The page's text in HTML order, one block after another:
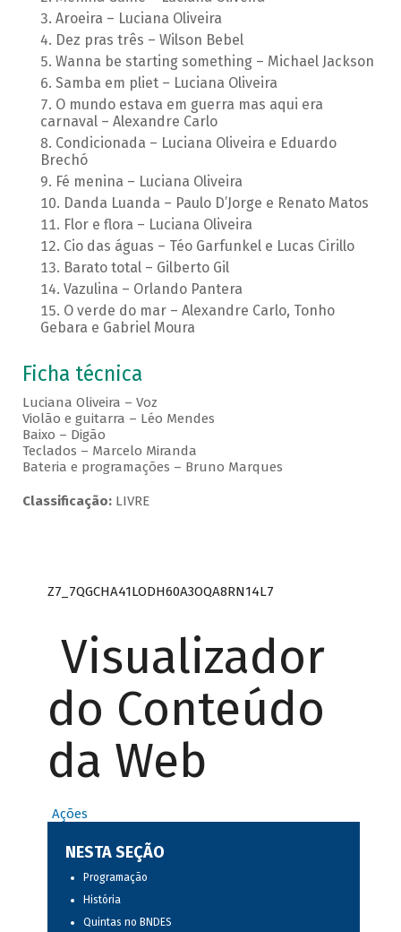
Aroeira – Luciana Oliveira
Dez pras três – Wilson Bebel
Wanna be starting something – Michael Jackson
Samba em pliet – Luciana Oliveira
O mundo estava em guerra mas aqui era
carnaval – Alexandre Carlo
Condicionada – Luciana Oliveira e Eduardo
Brechó
Fé menina – Luciana Oliveira
Danda Luanda – Paulo D’Jorge e Renato Matos
Flor e flora – Luciana Oliveira
Cio das águas – Téo Garfunkel e Lucas Cirillo
Barato total – Gilberto Gil
Vazulina – Orlando Pantera
O verde do mar – Alexandre Carlo, Tonho
Gebara e Gabriel Moura
Ficha técnica
Luciana Oliveira – Voz
Violão e guitarra – Léo Mendes
Baixo – Digão
Teclados – Marcelo Miranda
Bateria e programações – Bruno Marques
Classificação:LIVRE
Z7_7QGCHA41LODH60A3OQA8RN14L7
Visualizador
do Conteúdo
da Web
Ações
NESTA SEÇÃO
Programação
História
Quintas no BNDES